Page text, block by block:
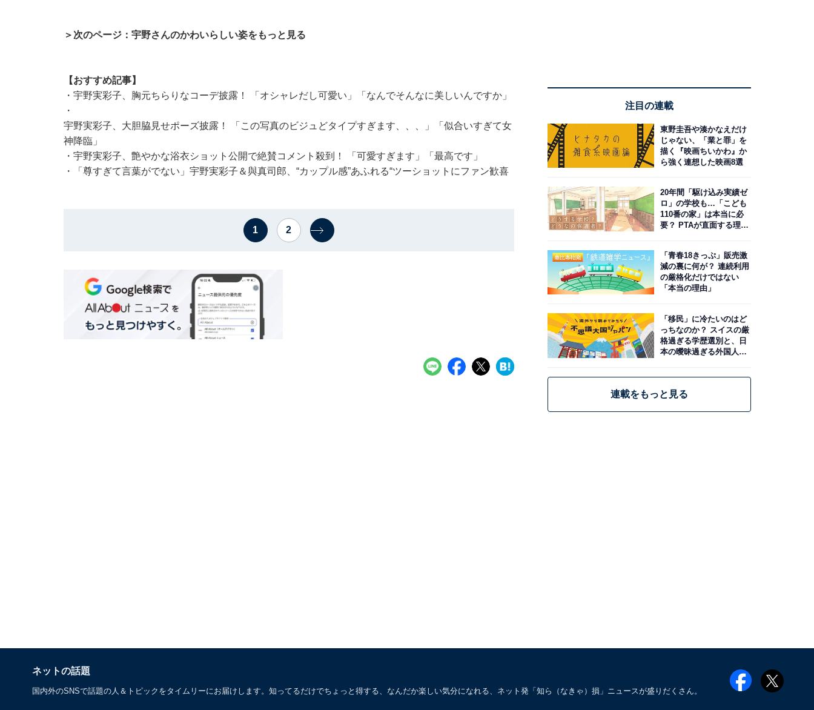
＞次のページ：宇野さんのかわいらしい姿をもっと見る
【おすすめ記事】
・ 宇野実彩子、胸元ちらりなコーデ披露！ 「オシャレだし可愛い」「なんでそんなに美しいんですか」
・
宇野実彩子、大胆脇見せポーズ披露！ 「この写真のビジュどタイプすぎます、、、」「似合いすぎて女
神降臨」
・ 宇野実彩子、艶やかな浴衣ショット公開で絶賛コメント殺到！ 「可愛すぎます」「最高です」
・
「尊すぎて言葉がでない」宇野実彩子＆與真司郎、“カップル感”あふれる“ツーショットにファン歓喜
1 2
注目の連載
東野圭吾や湊かなえだけ
じゃない、「業と罪」を
描く『映画ちいかわ』か
ら強く連想した映画8選
20年間「駆け込み実績ゼ
ロ」の学校も…「こども
110番の家」は本当に必
要？ PTAが直面する理想
「青春18きっぷ」販売激
減の裏に何が？ 連続利用
の厳格化だけではない
「本当の理由」
「移民」に冷たいのはど
っちなのか？ スイスの厳
格過ぎる学歴選別と、日
本の曖昧過ぎる外国人政
連載をもっと見る
ネットの話題
国内外のSNSで話題の人＆トピックをタイムリーにお届けします。知ってるだけでちょっと得する、なんだか楽しい気分になれる、ネット発「知ら（なきゃ）損」ニュースが盛りだくさん。